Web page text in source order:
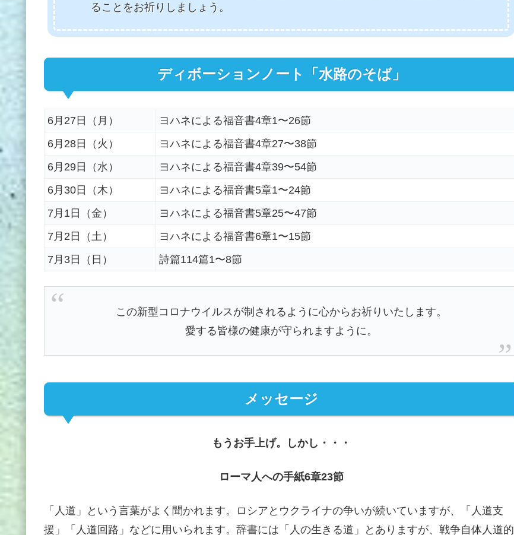
ることをお祈りしましょう。
ディボーションノート「水路のそば」
6月27日（月）
ヨハネによる福音書4章1〜26節
6月28日（火）
ヨハネによる福音書4章27〜38節
6月29日（水）
ヨハネによる福音書4章39〜54節
6月30日（木）
ヨハネによる福音書5章1〜24節
7月1日（金）
ヨハネによる福音書5章25〜47節
7月2日（土）
ヨハネによる福音書6章1〜15節
7月3日（日）
詩篇114篇1〜8節
この新型コロナウイルスが制されるように心からお祈りいたします。
愛する皆様の健康が守られますように。
メッセージ
もうお手上げ。しかし・・・
ローマ人への手紙6章23節
「人道」という言葉がよく聞かれます。ロシアとウクライナの争いが続いていますが、「人道支
援」「人道回路」などに用いられます。辞書には「人の生きる道」とありますが、戦争自体人道的